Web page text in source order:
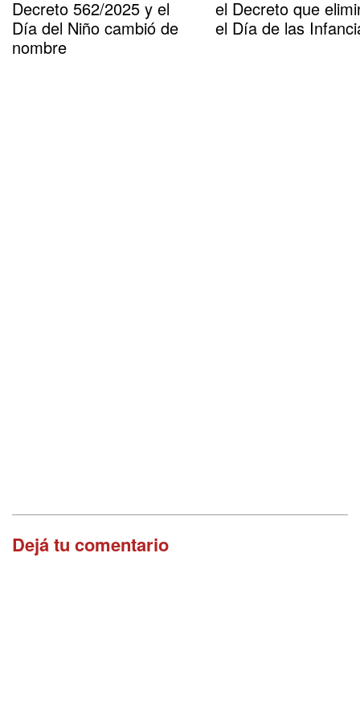
Decreto 562/2025 y el
Día del Niño cambió de
nombre
el Decreto que
el Día de las
Dejá tu comentario